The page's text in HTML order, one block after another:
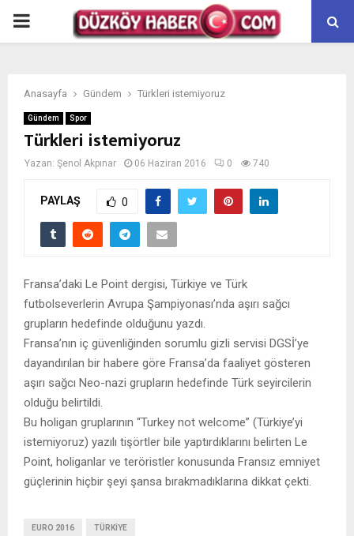
PRIMARY
Anasayfa Gündem Türkleri istemiyoruz
Gündem Spor
Türkleri istemiyoruz
Yazan: Şenol Akpınar 06 Haziran 2016 0 740
PAYLAŞ 0
Fransa’daki Le Point dergisi, Türkiye ve Türk
futbolseverlerin Avrupa Şampiyonası’nda aşırı sağcı
grupların hedefinde olduğunu yazdı.
Fransa’nın iç güvenliğinden sorumlu gizli servisi DGSİ’ye
dayandırılan bir habere göre Fransa’da faaliyet gösteren
aşırı sağcı Neo-nazi grupların hedefinde Türk seyircilerin
olduğu belirtildi.
Bu holigan gruplarının “Turkey not welcome” (Türkiye’yi
istemiyoruz) yazılı tişörtler bile yaptırdıklarını belirten Le
Point, holiganlar ve teröristler konusunda Fransız emniyet
güçlerinin hiçbir şeyi şansa bırakmadıklarına dikkat çekti.
EURO 2016 TÜRKIYE